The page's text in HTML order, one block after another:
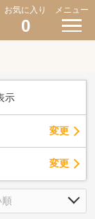
お気に入り
0
メニュー
示
変更
変更